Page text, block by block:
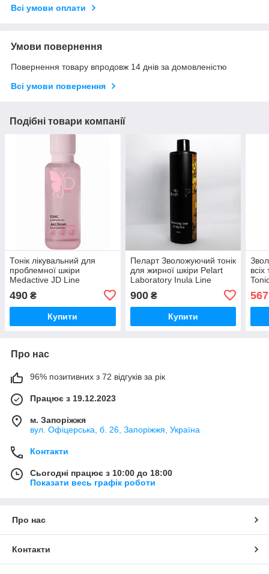
Всі умови оплати
Умови повернення
Повернення товару впродовж 14 днів за домовленістю
Всі умови повернення
Подібні товари компанії
Тонік лікувальний для
проблемної шкіри
Medactive JD Line
120 мл
490 ₴
Купити
Пеларт Зволожуючий тонік
для жирної шкіри Pelart
Laboratory Inula Line
Skin, 400 мл
900₴
Купити
Про нас
96% позитивних з 72 відгуків за рік
Працює з 19.12.2023
м. Запоріжжя
вул. Офіцерська, б. 26, Запоріжжя, Україна
Контакти
Сьогодні працює з 10:00 до 18:00
Показати весь графік роботи
Про нас
Контакти